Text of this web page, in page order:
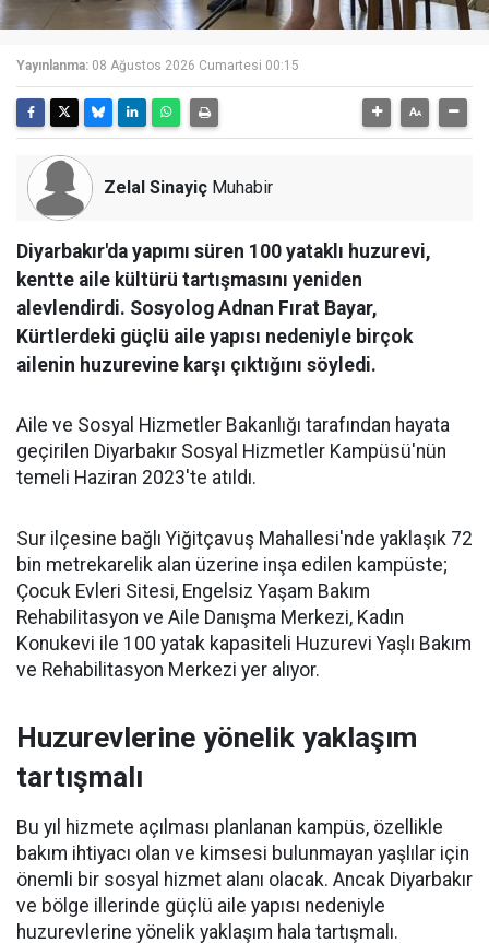
Yayınlanma: 08 Ağustos 2026 Cumartesi 00:15
Zelal Sinayiç Muhabir
Diyarbakır'da yapımı süren 100 yataklı huzurevi,
kentte aile kültürü tartışmasını yeniden
alevlendirdi. Sosyolog Adnan Fırat Bayar,
Kürtlerdeki güçlü aile yapısı nedeniyle birçok
ailenin huzurevine karşı çıktığını söyledi.
Aile ve Sosyal Hizmetler Bakanlığı tarafından hayata
geçirilen Diyarbakır Sosyal Hizmetler Kampüsü'nün
temeli Haziran 2023'te atıldı.
Sur ilçesine bağlı Yiğitçavuş Mahallesi'nde yaklaşık 72
bin metrekarelik alan üzerine inşa edilen kampüste;
Çocuk Evleri Sitesi, Engelsiz Yaşam Bakım
Rehabilitasyon ve Aile Danışma Merkezi, Kadın
Konukevi ile 100 yatak kapasiteli Huzurevi Yaşlı Bakım
ve Rehabilitasyon Merkezi yer alıyor.
Huzurevlerine yönelik yaklaşım
tartışmalı
Bu yıl hizmete açılması planlanan kampüs, özellikle
bakım ihtiyacı olan ve kimsesi bulunmayan yaşlılar için
önemli bir sosyal hizmet alanı olacak. Ancak Diyarbakır
ve bölge illerinde güçlü aile yapısı nedeniyle
huzurevlerine yönelik yaklaşım hala tartışmalı.